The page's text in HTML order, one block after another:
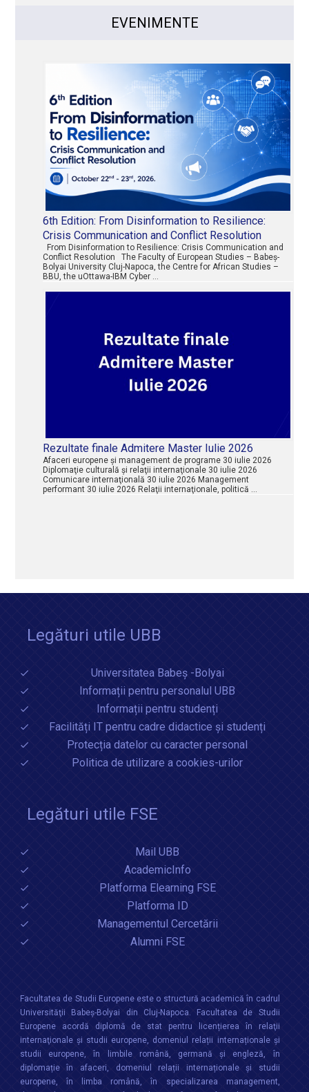
EVENIMENTE
6th Edition: From Disinformation to Resilience:
Crisis Communication and Conflict Resolution
From Disinformation to Resilience: Crisis Communication and
Conflict Resolution The Faculty of European Studies – Babeș-
Bolyai University Cluj-Napoca, the Centre for African Studies –
BBU, the uOttawa-IBM Cyber …
Rezultate finale Admitere Master Iulie 2026
Afaceri europene şi management de programe 30 iulie 2026
Diplomaţie culturală şi relaţii internaţionale 30 iulie 2026
Comunicare internaţională 30 iulie 2026 Management
performant 30 iulie 2026 Relaţii internaţionale, politică …
Legături utile UBB
Universitatea Babeș -Bolyai
Informații pentru personalul UBB
Informații pentru studenți
Facilități IT pentru cadre didactice și studenți
Protecția datelor cu caracter personal
Politica de utilizare a cookies-urilor
Legături utile FSE
Mail UBB
AcademicInfo
Platforma Elearning FSE
Platforma ID
Managementul Cercetării
Alumni FSE
Facultatea de Studii Europene este o structură academică în cadrul
Universităţii Babeș-Bolyai din Cluj-Napoca. Facultatea de Studii
Europene acordă diplomă de stat pentru licențierea în relaţii
internaţionale şi studii europene, domeniul relații internaționale şi
studii europene, în limbile română, germană și engleză, în
diplomație în afaceri, domeniul relații internaționale și studii
europene, în limba română, în specializarea management,